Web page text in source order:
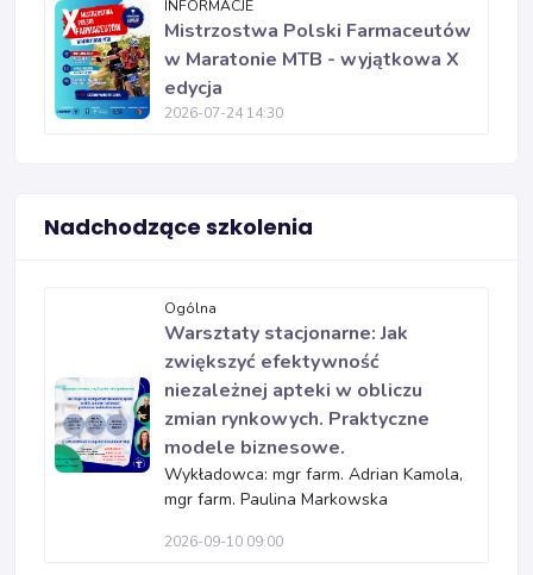
INFORMACJE
Mistrzostwa Polski Farmaceutów
w Maratonie MTB - wyjątkowa X
edycja
2026-07-24 14:30
Nadchodzące szkolenia
Ogólna
Warsztaty stacjonarne: Jak
zwiększyć efektywność
niezależnej apteki w obliczu
zmian rynkowych. Praktyczne
modele biznesowe.
Wykładowca: mgr farm. Adrian Kamola,
mgr farm. Paulina Markowska
2026-09-10 09:00